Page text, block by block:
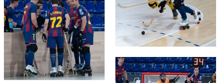
FC Barcelona club badge